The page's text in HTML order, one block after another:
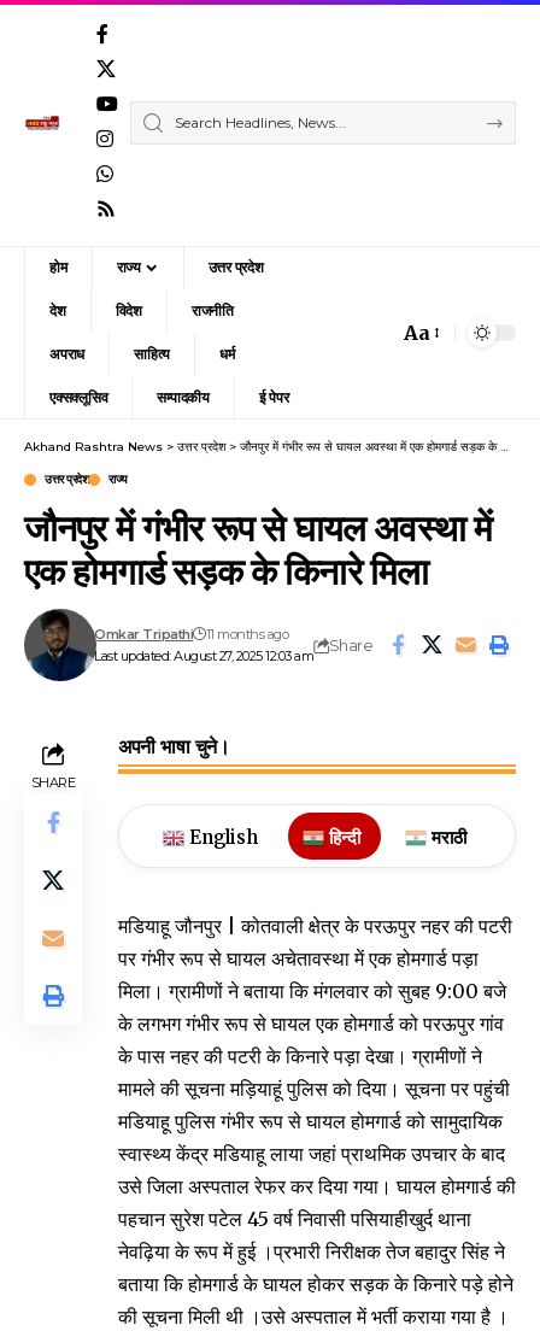
होम राज्य उत्तर प्रदेश
देश विदेश राजनीति
अपराध साहित्य धर्म
एक्सक्लूसिव सम्पादकीय ई पेपर
Font
Aa
Akhand Rashtra News > उत्तर प्रदेश> जौनपुर में गंभीर रूप से घायल अवस्था में एक होमगार्ड सड़क के किनारे मिला
उत्तर प्रदेश राज्य
जौनपुर में गंभीर रूप से घायल अवस्था में
एक होमगार्ड सड़क के किनारे मिला
Last updated: August 27, 2025 12:03 am
Omkar Tripathi 11 months ago
Share
SHARE
अपनी भाषा चुने।
English हिन्दी मराठी
मडियाहू जौनपुर | कोतवाली क्षेत्र के परऊपुर नहर की पटरी
पर गंभीर रूप से घायल अचेतावस्था में एक होमगार्ड पड़ा
मिला। ग्रामीणों ने बताया कि मंगलवार को सुबह 9:00 बजे
के लगभग गंभीर रूप से घायल एक होमगार्ड को परऊपुर गांव
के पास नहर की पटरी के किनारे पड़ा देखा। ग्रामीणों ने
मामले की सूचना मड़ियाहूं पुलिस को दिया। सूचना पर पहुंची
मडियाहू पुलिस गंभीर रूप से घायल होमगार्ड को सामुदायिक
स्वास्थ्य केंद्र मडियाहू लाया जहां प्राथमिक उपचार के बाद
उसे जिला अस्पताल रेफर कर दिया गया। घायल होमगार्ड की
पहचान सुरेश पटेल 45 वर्ष निवासी पसियाहीखुर्द थाना
नेवढ़िया के रूप में हुई ।प्रभारी निरीक्षक तेज बहादुर सिंह ने
बताया कि होमगार्ड के घायल होकर सड़क के किनारे पड़े होने
की सूचना मिली थी ।उसे अस्पताल में भर्ती कराया गया है ।